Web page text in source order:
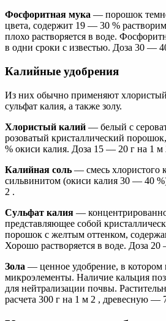
Фосфоритная мука — порошок
цвета, содержит 19 — 30 %
плохо растворяется в воде.
в одни сроки с известью. Доза 30 —
Калийные удобрения
Из них обычно применяют
сульфат калия, а также золу.
Хлористый калий — белый с
розоватый кристаллический
% окиси калия. Доза 15 — 20 г на 1 м
Калийная соль — смесь хлористого
сильвинитом (окиси калия 30 — 40
2 .
Сульфат калия —
представляющее собой
порошок с желтым оттенком,
Хорошо растворяется в воде. Доза
Зола — ценное удобрение, в котором
микроэлементы. Наличие кальция
для нейтрализации почвы.
расчета 300 г на 1 м 2 , древесную —